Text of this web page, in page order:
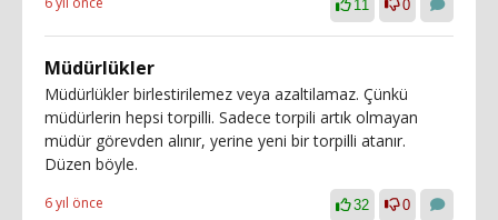
11 0
Müdürlükler
Müdürlükler birlestirilemez veya azaltilamaz. Çünkü
müdürlerin hepsi torpilli. Sadece torpili artık olmayan
müdür görevden alınır, yerine yeni bir torpilli atanır.
Düzen böyle.
6 yıl önce 32 0